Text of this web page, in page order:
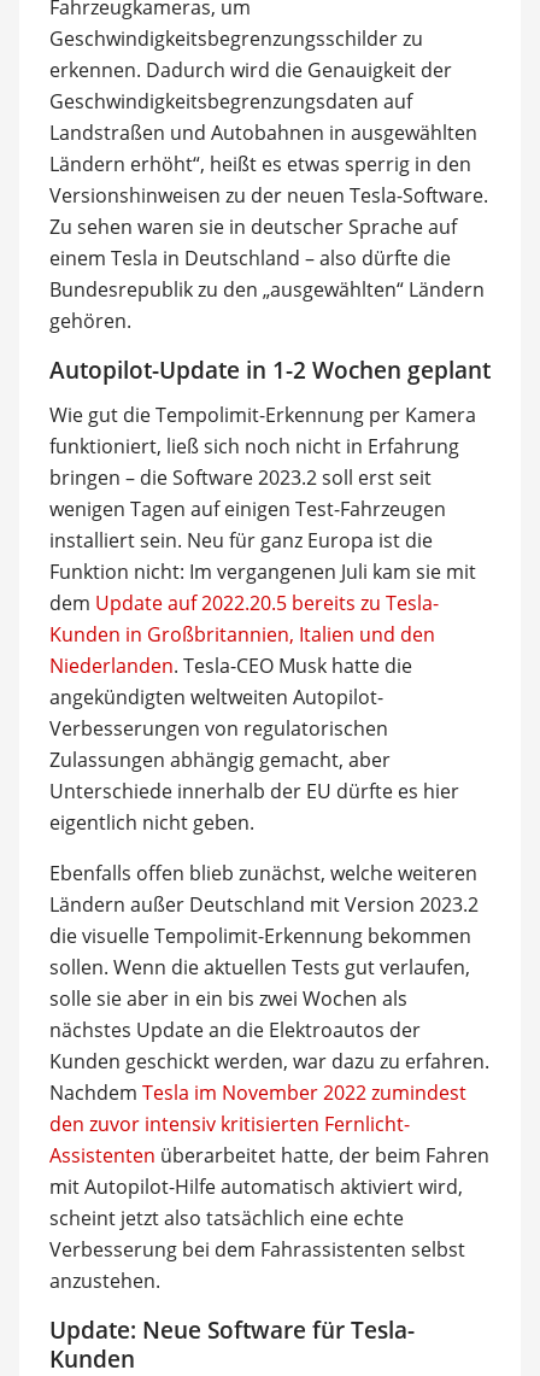
Fahrzeugkameras, um
Geschwindigkeitsbegrenzungsschilder zu
erkennen. Dadurch wird die Genauigkeit der
Geschwindigkeitsbegrenzungsdaten auf
Landstraßen und Autobahnen in ausgewählten
Ländern erhöht“, heißt es etwas sperrig in den
Versionshinweisen zu der neuen Tesla-Software.
Zu sehen waren sie in deutscher Sprache auf
einem Tesla in Deutschland – also dürfte die
Bundesrepublik zu den „ausgewählten“ Ländern
gehören.
Autopilot-Update in 1-2 Wochen geplant
Wie gut die Tempolimit-Erkennung per Kamera
funktioniert, ließ sich noch nicht in Erfahrung
bringen – die Software 2023.2 soll erst seit
wenigen Tagen auf einigen Test-Fahrzeugen
installiert sein. Neu für ganz Europa ist die
Funktion nicht: Im vergangenen Juli kam sie mit
dem Update auf 2022.20.5 bereits zu Tesla-
Kunden in Großbritannien, Italien und den
Niederlanden. Tesla-CEO Musk hatte die
angekündigten weltweiten Autopilot-
Verbesserungen von regulatorischen
Zulassungen abhängig gemacht, aber
Unterschiede innerhalb der EU dürfte es hier
eigentlich nicht geben.
Ebenfalls offen blieb zunächst, welche weiteren
Ländern außer Deutschland mit Version 2023.2
die visuelle Tempolimit-Erkennung bekommen
sollen. Wenn die aktuellen Tests gut verlaufen,
solle sie aber in ein bis zwei Wochen als
nächstes Update an die Elektroautos der
Kunden geschickt werden, war dazu zu erfahren.
Nachdem Tesla im November 2022 zumindest
den zuvor intensiv kritisierten Fernlicht-
Assistenten überarbeitet hatte, der beim Fahren
mit Autopilot-Hilfe automatisch aktiviert wird,
scheint jetzt also tatsächlich eine echte
Verbesserung bei dem Fahrassistenten selbst
anzustehen.
Update: Neue Software für Tesla-
Kunden